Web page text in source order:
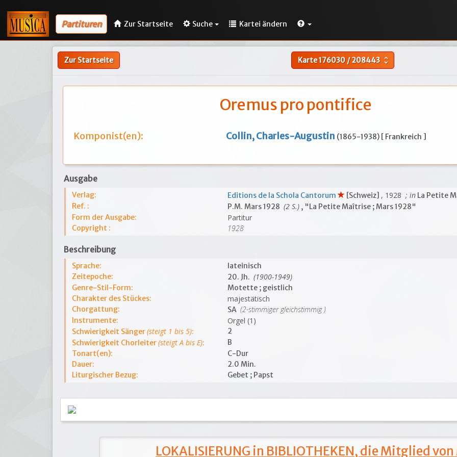
Partituren Zur Startseite Suche Kartei ändern
Zur Startseite Karte176030/208443 unfold_more
Oremus pro pontifice
Komponist(en): Collin, Charles-Augustin (1865-1938) [ Frankreich ]
Ausgabe
Verlag: Editions de la Schola Cantorum [Schweiz] , 1928 ; in La Petite
Ref. : P.M. Mars 1928 (2 S.) , "La Petite Maîtrise ; Mars 1928"
Form der Ausgabe:
Partitur
Copyright : 1928
Beschreibung
Sprache:
lateinisch
Zeitepoche:
20. Jh. (1900-1949)
Genre-Stil-Form:
Motette ; geistlich
Charakter des Stückes:
majestätisch
Chorgattung: SA (2-stimmiger gleichstimmig )
Instrumente: Orgel (1)
Schwierigkeit Sänger(steigt 1 bis 5):
2
Schwierigkeit Chorleiter(steigt A bis E):
B
Tonart(en):
C-Dur
Dauer:
2.0 Min.
Liturgischer Bezug:
Gebet ; Papst
LOKALISIERUNG in BIBLIOTHEKEN, die Mitglied von